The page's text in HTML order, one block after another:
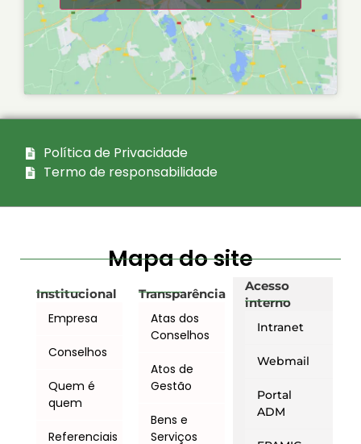
Política de Privacidade
Termo de responsabilidade
Mapa do site
Institucional
Empresa
Conselhos
Quem é
quem
Referenciais
Transparência
Atas dos
Conselhos
Atos de
Gestão
Bens e
Serviços
Acesso
interno
Intranet
Webmail
Portal
ADM